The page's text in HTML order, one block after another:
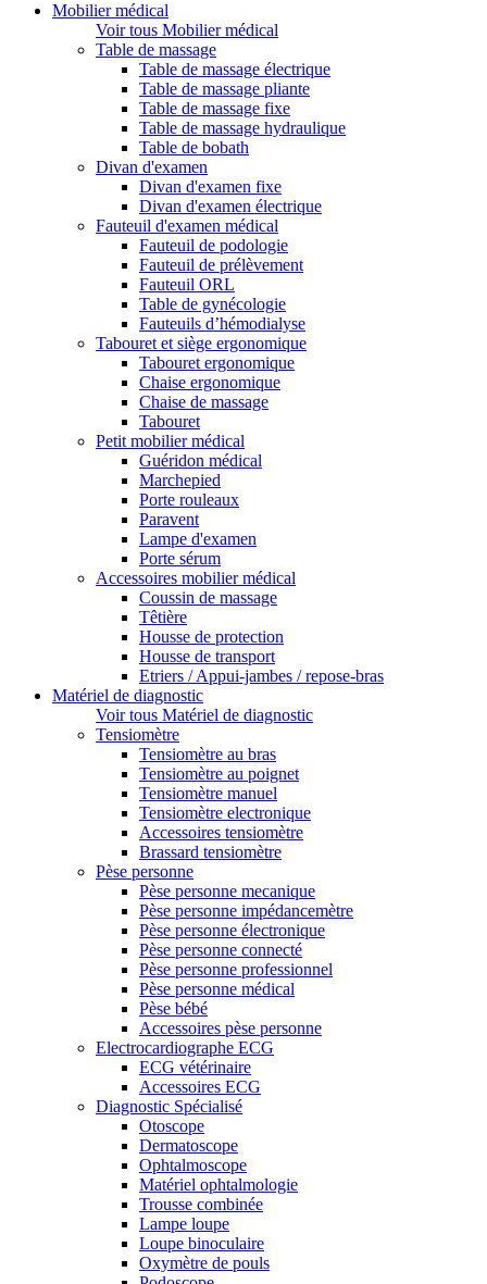
Mobilier médical
Voir tous Mobilier médical
Table de massage
Table de massage électrique
Table de massage pliante
Table de massage fixe
Table de massage hydraulique
Table de bobath
Divan d'examen
Divan d'examen fixe
Divan d'examen électrique
Fauteuil d'examen médical
Fauteuil de podologie
Fauteuil de prélèvement
Fauteuil ORL
Table de gynécologie
Fauteuils d’hémodialyse
Tabouret et siège ergonomique
Tabouret ergonomique
Chaise ergonomique
Chaise de massage
Tabouret
Petit mobilier médical
Guéridon médical
Marchepied
Porte rouleaux
Paravent
Lampe d'examen
Porte sérum
Accessoires mobilier médical
Coussin de massage
Têtière
Housse de protection
Housse de transport
Etriers / Appui-jambes / repose-bras
Matériel de diagnostic
Voir tous Matériel de diagnostic
Tensiomètre
Tensiomètre au bras
Tensiomètre au poignet
Tensiomètre manuel
Tensiomètre electronique
Accessoires tensiomètre
Brassard tensiomètre
Pèse personne
Pèse personne mecanique
Pèse personne impédancemètre
Pèse personne électronique
Pèse personne connecté
Pèse personne professionnel
Pèse personne médical
Pèse bébé
Accessoires pèse personne
Electrocardiographe ECG
ECG vétérinaire
Accessoires ECG
Diagnostic Spécialisé
Otoscope
Dermatoscope
Ophtalmoscope
Matériel ophtalmologie
Trousse combinée
Lampe loupe
Loupe binoculaire
Oxymètre de pouls